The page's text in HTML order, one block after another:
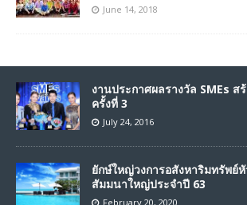
June 14, 2018
งานประกาศผลรางวัล SMEs
ครั้งที่ 3
July 24, 2016
ยักษ์ใหญ่วงการอสังหาริมทรัพย์
สัมมนาใหญ่ประจำปี 63
February 20, 2020